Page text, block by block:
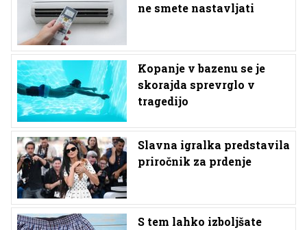
ne smete nastavljati
Kopanje v bazenu se je
skorajda sprevrglo v
tragedijo
Slavna igralka predstavila
priročnik za prdenje
S tem lahko izboljšate